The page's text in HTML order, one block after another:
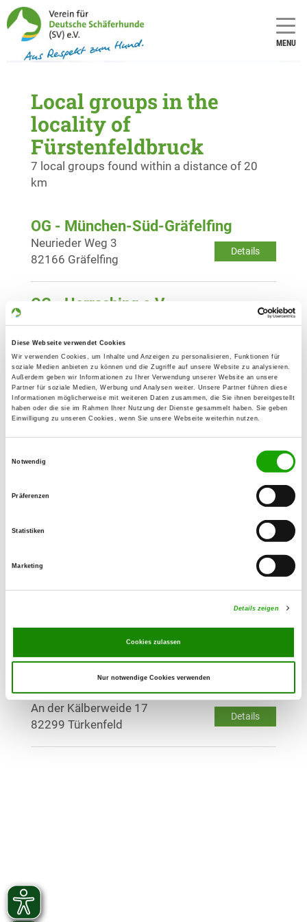
Diese Webseite verwendet Cookies
Wir verwenden Cookies, um Inhalte und Anzeigen zu personalisieren, Funktionen für
soziale Medien anbieten zu können und die Zugriffe auf unsere Website zu analysieren.
Außerdem geben wir Informationen zu Ihrer Verwendung unserer Website an unsere
Partner für soziale Medien, Werbung und Analysen weiter. Unsere Partner führen diese
Informationen möglicherweise mit weiteren Daten zusammen, die Sie ihnen bereitgestellt
haben oder die sie im Rahmen Ihrer Nutzung der Dienste gesammelt haben. Sie geben
Einwilligung zu unseren Cookies, wenn Sie unsere Webseite weiterhin nutzen.
Notwendig
Präferenzen
Statistiken
Marketing
Details zeigen
Cookies zulassen
Nur notwendige Cookies verwenden
MENU
Local groups in the
locality of
Fürstenfeldbruck
7 local groups found within a distance of 20
km
OG - München-Süd-Gräfelfing
Details
Neurieder Weg 3
82166 Gräfelfing
OG - Herrsching e.V.
Details
82211 Herrsching
OG - Dachau e.V.
Details
Auenstr. 13
85221 Dachau
OG - Aufkirchen
82281 Aufkirchen
OG - München-Lochhausen e.V.
Details
81249 München
Staudenäckerweg 20
OG - Türkenfeld e.V.
Details
An der Kälberweide 17
82299 Türkenfeld